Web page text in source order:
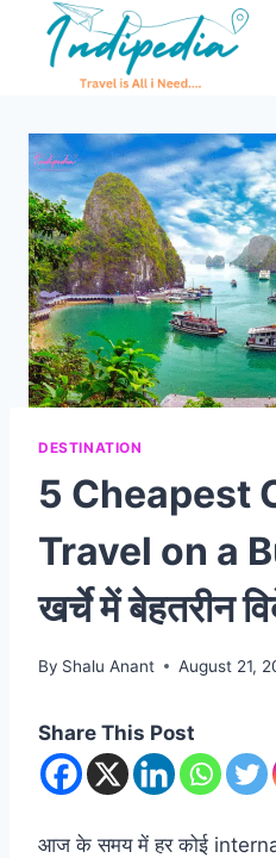
DESTINATION
5 Cheapest
Travel on a
खर्चे में बेहतरीन
By Shalu Anant August 21,
Share This Post
आज के समय में हर कोई